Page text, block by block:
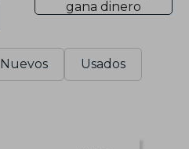
gana dinero
Nuevos Usados